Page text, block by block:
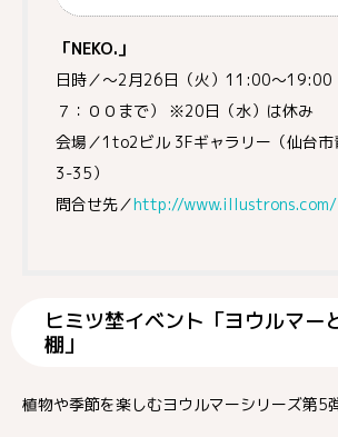
「NEKO.」
日時／～2月26日（火）11:00～19:00
７：００まで） ※20日（水）は休み
会場／1to2ビル 3Fギャラリー（仙台
3-35）
問合せ先／http://www.illustrons.com/
ヒミツ埜イベント「ヨウルマー
棚」
植物や季節を楽しむヨウルマーシリーズ第5